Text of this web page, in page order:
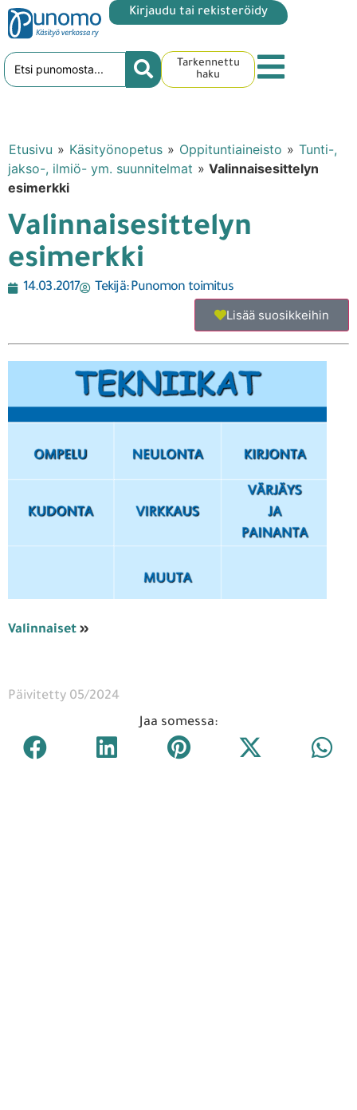
Kirjaudu tai rekisteröidy
Tarkennettu
haku
Etusivu » Käsityönopetus » Oppituntiaineisto » Tunti-,
jakso-, ilmiö- ym. suunnitelmat » Valinnaisesittelyn
esimerkki
Valinnaisesittelyn
esimerkki
14.03.2017 Tekijä:Punomon toimitus
Lisää suosikkeihin
Valinnaiset »
Päivitetty 05/2024
Jaa somessa: